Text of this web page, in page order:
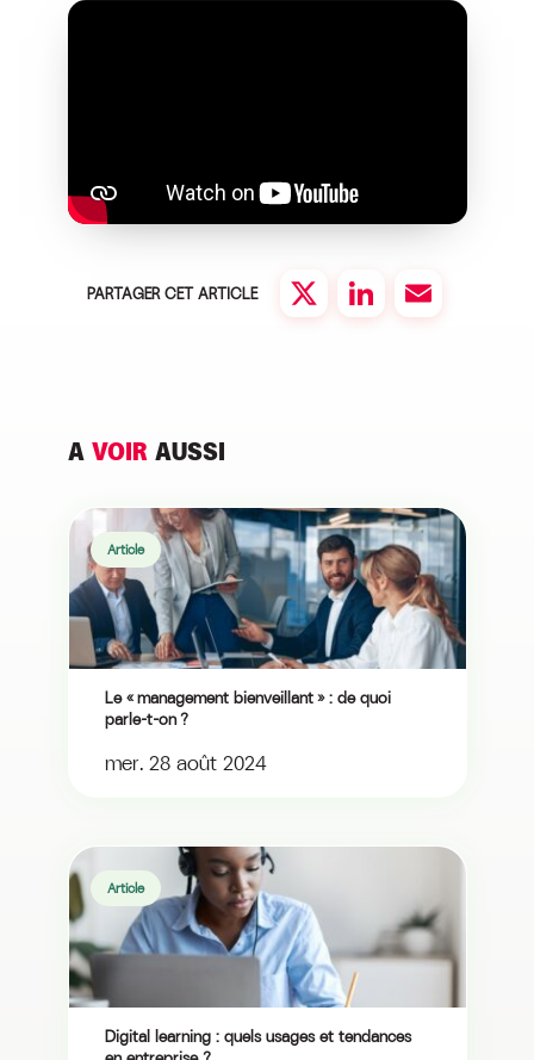
PARTAGER CET ARTICLE
A VOIRAUSSI
Article
Le « management bienveillant » : de quoi
parle-t-on ?
mer. 28 août 2024
Article
Digital learning : quels usages et tendances